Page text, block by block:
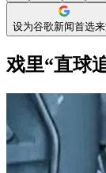
设为谷歌新闻首选
戏里“直球